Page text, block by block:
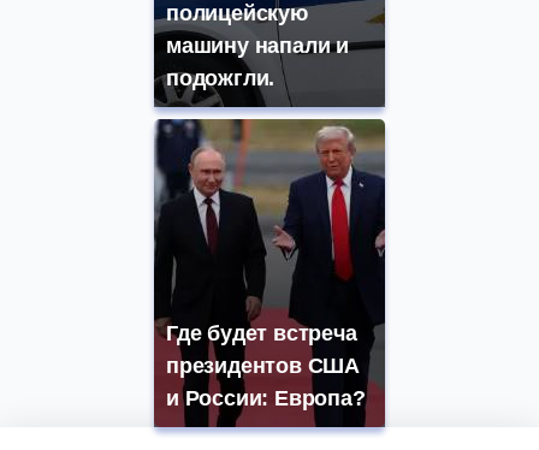
полицейскую
машину напали и
подожгли.
Где будет встреча
президентов США
и России: Европа?